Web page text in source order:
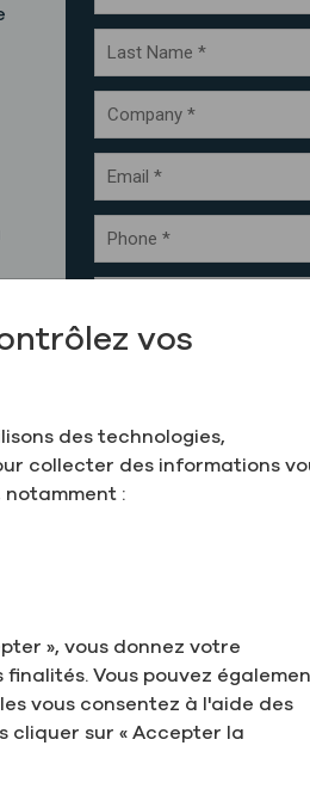
vos
des technologies,
collecter des informations
:
», vous donnez votre
Vous pouvez
vous consentez à l'aide des
cliquer sur « Accepter la